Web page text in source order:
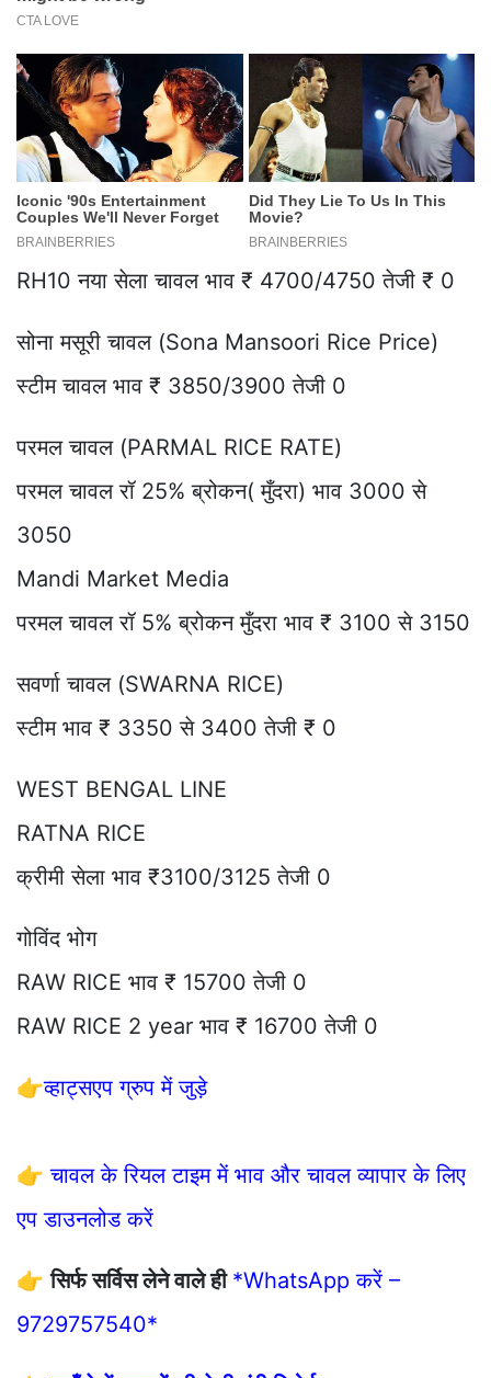
RH10 नया सेला चावल भाव ₹ 4700/4750 तेजी ₹ 0
सोना मसूरी चावल (Sona Mansoori Rice Price)
स्टीम चावल भाव ₹ 3850/3900 तेजी 0
परमल चावल (PARMAL RICE RATE)
परमल चावल रॉ 25% ब्रोकन( मुँदरा) भाव 3000 से
3050
Mandi Market Media
परमल चावल रॉ 5% ब्रोकन मुँदरा भाव ₹ 3100 से 3150
सवर्णा चावल (SWARNA RICE)
स्टीम भाव ₹ 3350 से 3400 तेजी ₹ 0
WEST BENGAL LINE
RATNA RICE
क्रीमी सेला भाव ₹3100/3125 तेजी 0
गोविंद भोग
RAW RICE भाव ₹ 15700 तेजी 0
RAW RICE 2 year भाव ₹ 16700 तेजी 0
👉व्हाट्सएप ग्रुप में जुड़े
👉चावल के रियल टाइम में भाव और चावल व्यापार के लिए
एप डाउनलोड करें
👉सिर्फ सर्विस लेने वाले ही *WhatsApp करें –
9729757540*